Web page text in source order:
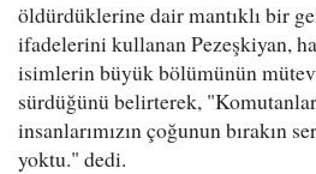
öldürdüklerine dair mantıklı bir
ifadelerini kullanan Pezeşkiyan,
isimlerin büyük bölümünün
sürdüğünü belirterek,
insanlarımızın çoğunun bırakın
yoktu." dedi.